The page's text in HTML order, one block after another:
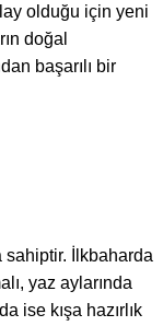
olduğu için yeni
doğal
başarılı bir
sahiptir. İlkbaharda
yaz aylarında
ise kışa hazırlık